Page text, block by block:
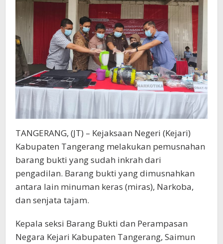
TANGERANG, (JT) – Kejaksaan Negeri (Kejari)
Kabupaten Tangerang melakukan pemusnahan
barang bukti yang sudah inkrah dari
pengadilan. Barang bukti yang dimusnahkan
antara lain minuman keras (miras), Narkoba,
dan senjata tajam.
Kepala seksi Barang Bukti dan Perampasan
Negara Kejari Kabupaten Tangerang, Saimun